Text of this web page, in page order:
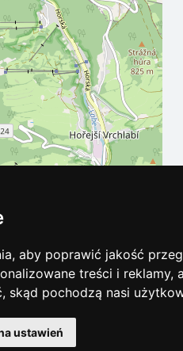
aby poprawić jakość
treści i reklamy,
skąd pochodzą nasi
ustawień